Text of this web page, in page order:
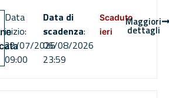
Data
inizio:
22/07/2026
09:00
Data di
scadenza:
06/08/2026
23:59
Scaduto
ieri
Maggiori
dettagli